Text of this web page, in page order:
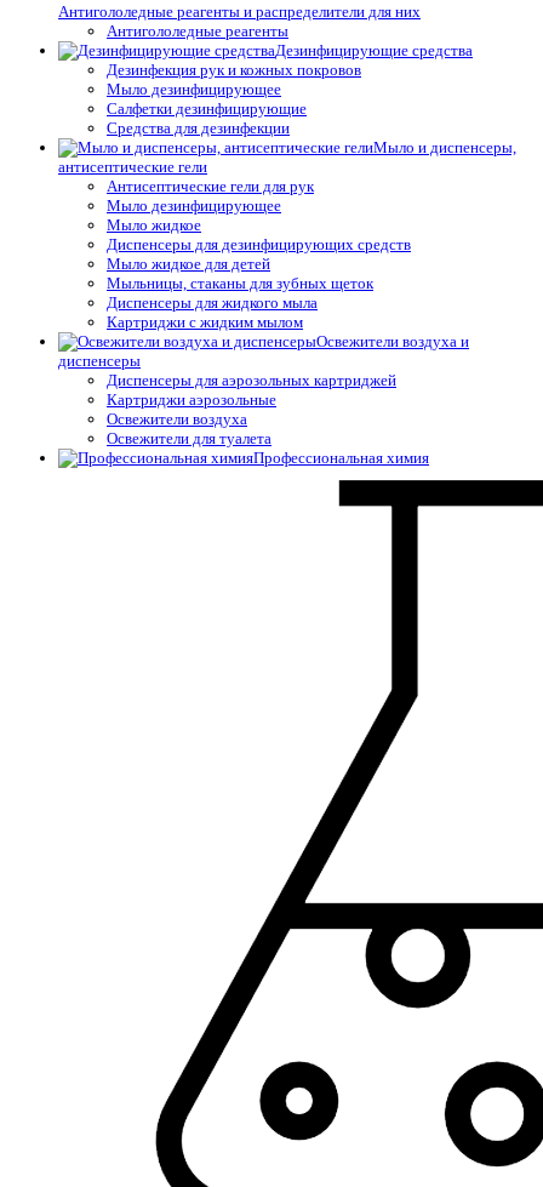
Антигололедные реагенты и распределители для них
Антигололедные реагенты
Дезинфицирующие средства
Дезинфекция рук и кожных покровов
Мыло дезинфицирующее
Салфетки дезинфицирующие
Средства для дезинфекции
Мыло и диспенсеры,
антисептические гели
Антисептические гели для рук
Мыло дезинфицирующее
Мыло жидкое
Диспенсеры для дезинфицирующих средств
Мыло жидкое для детей
Мыльницы, стаканы для зубных щеток
Диспенсеры для жидкого мыла
Картриджи с жидким мылом
Освежители воздуха и
диспенсеры
Диспенсеры для аэрозольных картриджей
Картриджи аэрозольные
Освежители воздуха
Освежители для туалета
Профессиональная химия